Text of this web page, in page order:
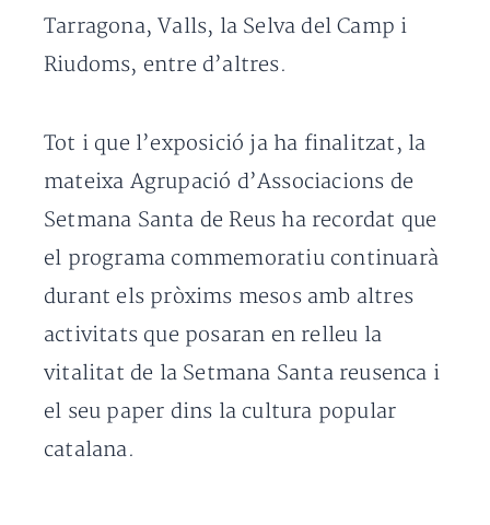
Tarragona, Valls, la Selva del Camp i
Riudoms, entre d’altres.
Tot i que l’exposició ja ha finalitzat, la
mateixa Agrupació d’Associacions de
Setmana Santa de Reus ha recordat que
el programa commemoratiu continuarà
durant els pròxims mesos amb altres
activitats que posaran en relleu la
vitalitat de la Setmana Santa reusenca i
el seu paper dins la cultura popular
catalana.